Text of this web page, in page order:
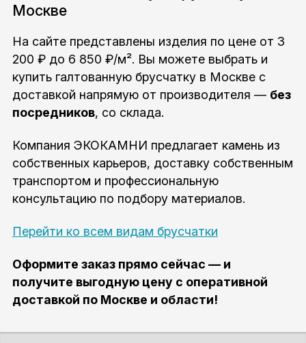
Москве
На сайте представлены изделия по цене от 3
200 ₽ до 6 850 ₽/м². Вы можете выбрать и
купить галтованную брусчатку в Москве с
доставкой напрямую от производителя — без
посредников, со склада.
Компания ЭКОКАМНИ предлагает камень из
собственных карьеров, доставку собственным
транспортом и профессиональную
консультацию по подбору материалов.
Перейти ко всем видам брусчатки
Оформите заказ прямо сейчас — и
получите выгодную цену с оперативной
доставкой по Москве и области!